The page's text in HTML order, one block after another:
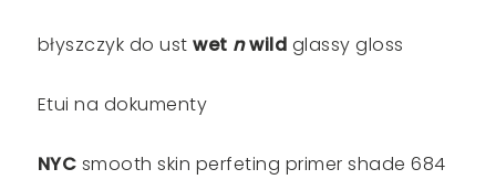
błyszczyk do ustwet nwild glassy gloss
Etui na dokumenty
NYC smooth skin perfeting primer shade 684